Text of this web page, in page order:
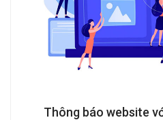
Thông báo website